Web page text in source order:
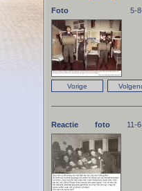
Foto
5-
Reactie foto 11-